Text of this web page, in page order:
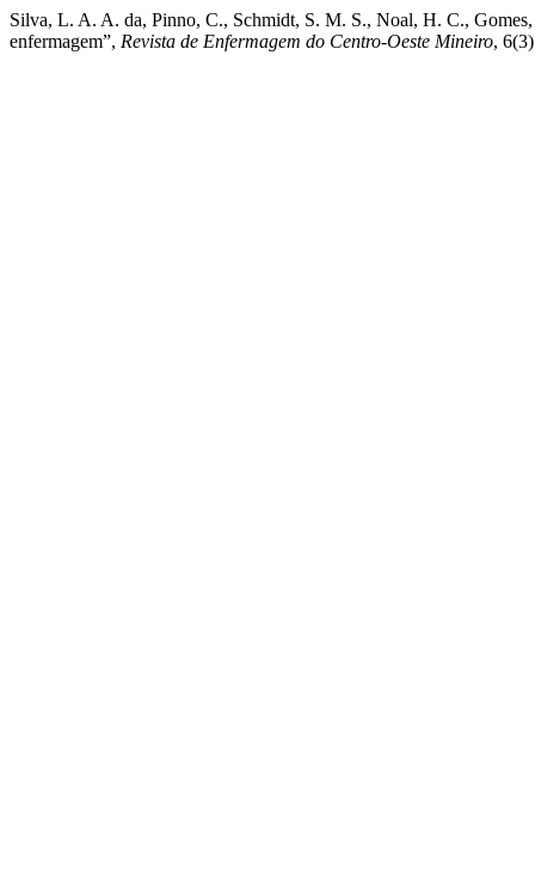
Silva, L. A. A. da, Pinno, C., Schmidt, S. M. S., Noal, H. C.,
enfermagem”, Revista de Enfermagem do Centro-Oeste Mineiro,